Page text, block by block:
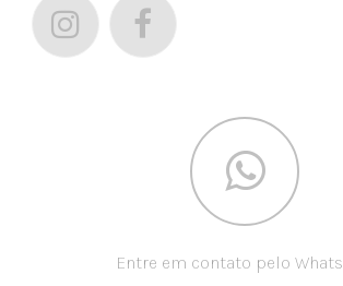
Entre em contato pelo